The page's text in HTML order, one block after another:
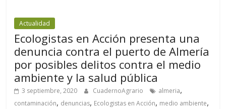
Actualidad
Ecologistas en Acción presenta una
denuncia contra el puerto de Almería
por posibles delitos contra el medio
ambiente y la salud pública
3 septiembre, 2020 CuadernoAgrario almeria,
contaminación, denuncias, Ecologistas en Acción, medio ambiente,